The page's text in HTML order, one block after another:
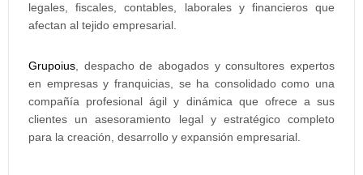
legales, fiscales, contables, laborales y financieros que
afectan al tejido empresarial.
Grupoius , despacho de abogados y consultores expertos
en empresas y franquicias, se ha consolidado como una
compañía profesional ágil y dinámica que ofrece a sus
clientes un asesoramiento legal y estratégico completo
para la creación, desarrollo y expansión empresarial.